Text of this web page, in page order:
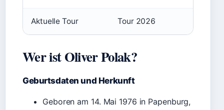
Aktuelle Tour Tour 2026
Wer ist Oliver Polak?
Geburtsdaten und Herkunft
Geboren am 14. Mai 1976 in Papenburg,